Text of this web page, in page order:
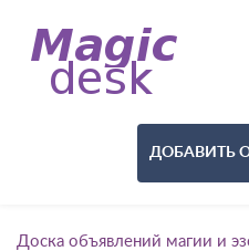
ДОБАВИТЬ
Доска объявлений магии и